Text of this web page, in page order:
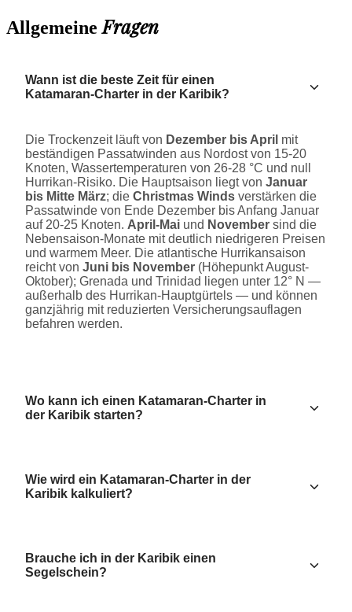
AllgemeineFragen
Wann ist die beste Zeit für einen
Katamaran-Charter in der Karibik?
Die Trockenzeit läuft von Dezember bis April mit
beständigen Passatwinden aus Nordost von 15-20
Knoten, Wassertemperaturen von 26-28 °C und null
Hurrikan-Risiko. Die Hauptsaison liegt von Januar
bis Mitte März; die Christmas Winds verstärken die
Passatwinde von Ende Dezember bis Anfang Januar
auf 20-25 Knoten. April-Mai und November sind die
Nebensaison-Monate mit deutlich niedrigeren Preisen
und warmem Meer. Die atlantische Hurrikansaison
reicht von Juni bis November (Höhepunkt August-
Oktober); Grenada und Trinidad liegen unter 12° N —
außerhalb des Hurrikan-Hauptgürtels — und können
ganzjährig mit reduzierten Versicherungsauflagen
befahren werden.
Wo kann ich einen Katamaran-Charter in
der Karibik starten?
Wie wird ein Katamaran-Charter in der
Karibik kalkuliert?
Brauche ich in der Karibik einen
Segelschein?